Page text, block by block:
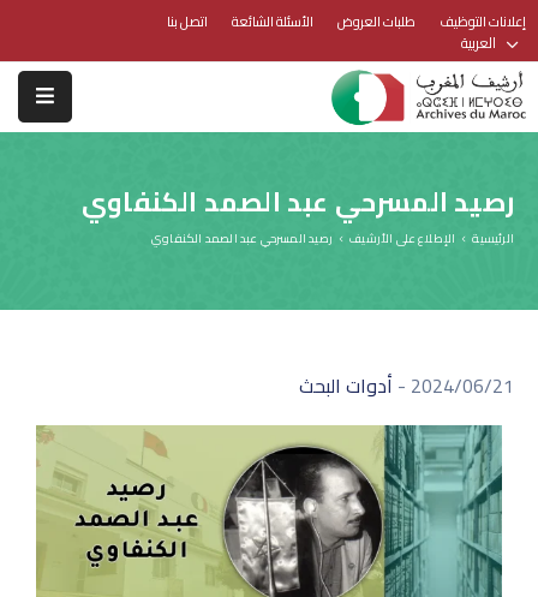
إعلانات التوظيف طلبات العروض الأسئلة الشائعة اتصل بنا
العربية
رصيد المسرحي عبد الصمد الكنفاوي
الرئيسية الإطلاع على الأرشيف رصيد المسرحي عبد الصمد الكنفاوي
2024/06/21
- أدوات البحث